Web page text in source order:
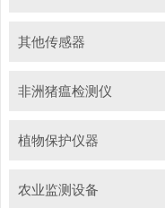
其他传感器
非洲猪瘟检测仪
植物保护仪器
农业监测设备